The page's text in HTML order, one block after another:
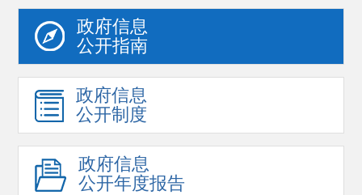
政府信息
公开指南
政府信息
公开制度
政府信息
公开年度报告